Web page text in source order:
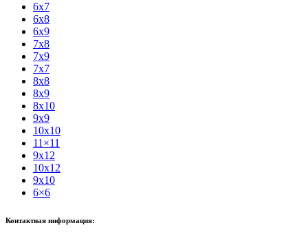
6x7
6x8
6x9
7x8
7x9
7x7
8x8
8x9
8x10
9x9
10x10
11×11
9x12
10x12
9x10
6×6
Контактная информация: